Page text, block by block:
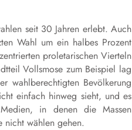
seit 30 Jahren erlebt. Auch
Wahl um ein halbes Prozent
proletarischen Vierteln
Vollsmose zum Beispiel lag
wahlberechtigten Bevölkerung
einfach hinweg sieht, und es
in denen die Massen
nicht wählen gehen.